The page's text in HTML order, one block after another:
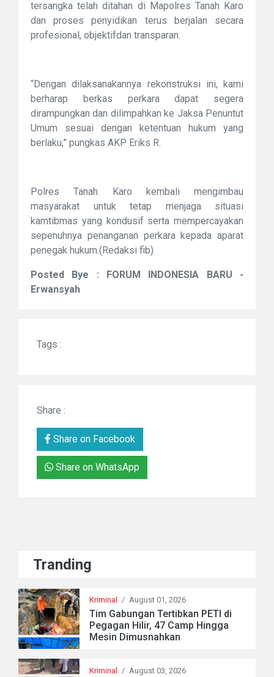
tersangka telah ditahan di Mapolres Tanah Karo
dan proses penyidikan terus berjalan secara
profesional, objektifdan transparan.
“Dengan dilaksanakannya rekonstruksi ini, kami
berharap berkas perkara dapat segera
dirampungkan dan dilimpahkan ke Jaksa Penuntut
Umum sesuai dengan ketentuan hukum yang
berlaku,” pungkas AKP Eriks R.
Polres Tanah Karo kembali mengimbau
masyarakat untuk tetap menjaga situasi
kamtibmas yang kondusif serta mempercayakan
sepenuhnya penanganan perkara kepada aparat
penegak hukum.(Redaksi fib)
Posted Bye : FORUM INDONESIA BARU -
Erwansyah
Tags :
Share :
Share on Facebook
Share on WhatsApp
Tranding
Kriminal / August 01, 2026
Tim Gabungan Tertibkan PETI di
Pegagan Hilir, 47 Camp Hingga
Mesin Dimusnahkan
Kriminal / August 03, 2026